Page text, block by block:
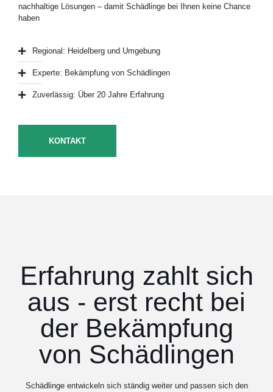
nachhaltige Lösungen – damit Schädlinge bei Ihnen keine Chance
haben
Regional: Heidelberg und Umgebung
Experte: Bekämpfung von Schädlingen
Zuverlässig: Über 20 Jahre Erfahrung
KONTAKT
Erfahrung zahlt sich
aus - erst recht bei
der Bekämpfung
von Schädlingen
Schädlinge entwickeln sich ständig weiter und passen sich den